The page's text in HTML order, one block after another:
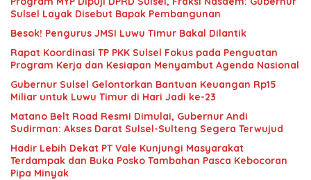
Sulsel Layak Disebut Bapak Pembangunan
Besok! Pengurus JMSI Luwu Timur Bakal Dilantik
Rapat Koordinasi TP PKK Sulsel Fokus pada Penguatan
Program Kerja dan Kesiapan Menyambut Agenda Nasional
Gubernur Sulsel Gelontorkan Bantuan Keuangan Rp15
Miliar untuk Luwu Timur di Hari Jadi ke-23
Matano Belt Road Resmi Dimulai, Gubernur Andi
Sudirman: Akses Darat Sulsel-Sulteng Segera Terwujud
Hadir Lebih Dekat PT Vale Kunjungi Masyarakat
Terdampak dan Buka Posko Tambahan Pasca Kebocoran
Pipa Minyak